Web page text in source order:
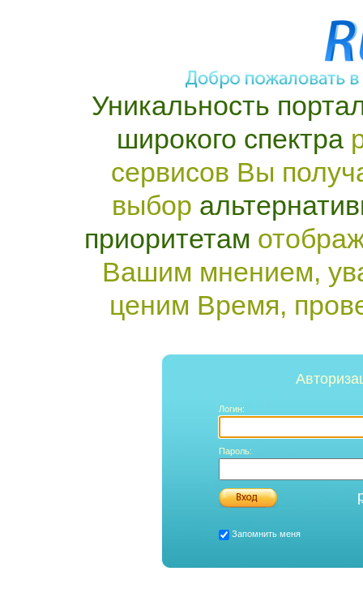
Уникальность
широкого спектра
сервисов Вы
выбор
приоритетам
Вашим мнением,
ценим Время,
Логин:
Пароль:
Запомнить меня